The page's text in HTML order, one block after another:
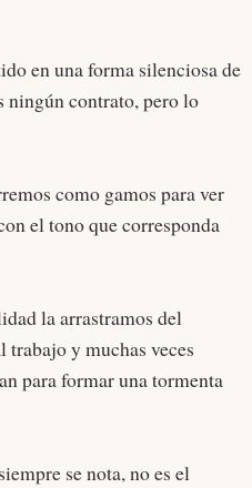
en una forma silenciosa de
ningún contrato, pero lo
como gamos para ver
el tono que corresponda
la arrastramos del
trabajo y muchas veces
para formar una tormenta
se nota, no es el